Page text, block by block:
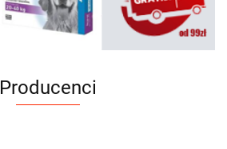
Producenci